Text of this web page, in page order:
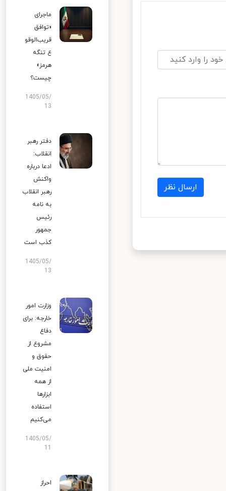
ارسال نظر
ماجرای
«توافق
قریب‌الوقو
ع تنگه
هرمز»
چیست؟
1405/05/
13
دفتر رهبر
انقلاب:
ادعا درباره
واکنش
رهبر انقلاب
به نامه
رئیس
جمهور
کذب است
1405/05/
13
وزارت امور
خارجه: برای
دفاع
مشروع از
حقوق و
امنیت ملی
از همه
ابزارها
استفاده
می‌کنیم
1405/05/
احراز